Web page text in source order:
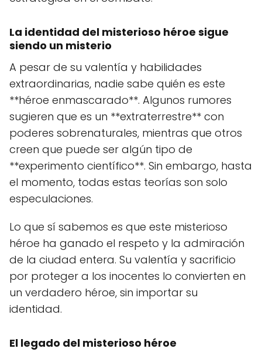
La identidad del misterioso héroe sigue
siendo un misterio
A pesar de su valentía y habilidades
extraordinarias, nadie sabe quién es este
**héroe enmascarado**. Algunos rumores
sugieren que es un **extraterrestre** con
poderes sobrenaturales, mientras que otros
creen que puede ser algún tipo de
**experimento científico**. Sin embargo, hasta
el momento, todas estas teorías son solo
especulaciones.
Lo que sí sabemos es que este misterioso
héroe ha ganado el respeto y la admiración
de la ciudad entera. Su valentía y sacrificio
por proteger a los inocentes lo convierten en
un verdadero héroe, sin importar su
identidad.
El legado del misterioso héroe